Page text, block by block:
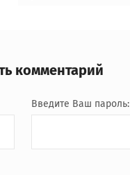
комментарий
Введите Ваш пароль: